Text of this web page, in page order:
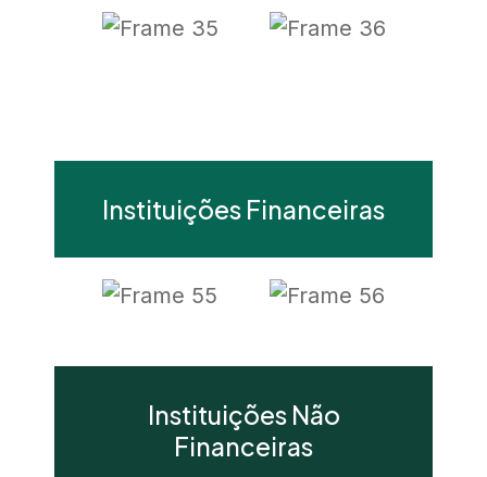
Instituições Financeiras
Instituições Não
Financeiras